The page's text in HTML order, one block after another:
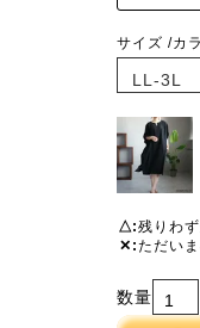
サイズ カ
△ 残りわず
✕ ただい